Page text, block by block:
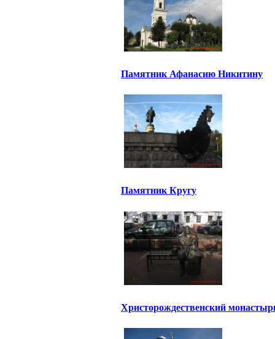
Памятник Афанасию Никитину
Памятник Кругу
Христорождественский